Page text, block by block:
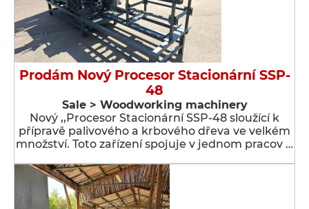
Prodám Nový Procesor Stacionární SSP-
48
Sale > Woodworking machinery
Nový ,,Procesor Stacionární SSP-48 sloužící k
přípravě palivového a krbového dřeva ve velkém
množství. Toto zařízení spojuje v jednom pracov …